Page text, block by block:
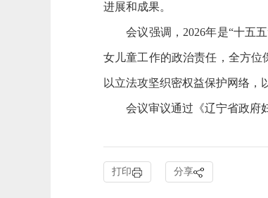
进展和成果。
会议强调，2026年是“十五五
女儿童工作的政治责任，全方位
以立法攻坚织密权益保护网络，
会议审议通过《辽宁省政府妇
打印 分享